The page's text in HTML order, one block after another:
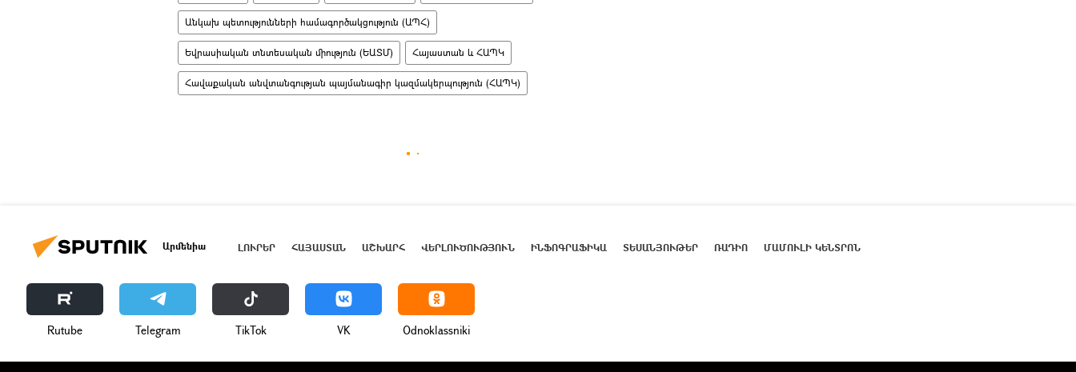
Անկախ պետությունների համագործակցություն (ԱՊՀ)
Եվրասիական տնտեսական միություն (ԵԱՏՄ) Հայաստան և ՀԱՊԿ
Հավաքական անվտանգության պայմանագիր կազմակերպություն (ՀԱՊԿ)
Արմենիա ԼՈՒՐԵՐ ՀԱՅԱՍՏԱՆ ԱՇԽԱՐՀ ՎԵՐԼՈՒԾՈՒԹՅՈՒՆ ԻՆՖՈԳՐԱՖԻԿԱ ՏԵՍԱՆՅՈՒԹԵՐ ՌԱԴԻՈ ՄԱՄՈՒԼԻ ԿԵՆՏՐՈՆ
Rutube Telegram ТikТоk VK Odnoklassniki